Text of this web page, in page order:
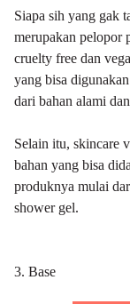
Siapa sih yang gak
merupakan pelopor
cruelty free dan
yang bisa
dari bahan alami
Selain itu, skincare
bahan yang bisa
produknya mulai
shower gel.
3. Base